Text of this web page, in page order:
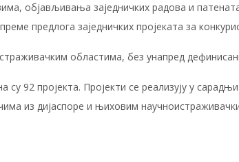
објављивања заједничких радова и
предлога заједничких пројеката за
областима, без унапред
92 пројекта. Пројекти се реализују у
из дијаспоре и њиховим